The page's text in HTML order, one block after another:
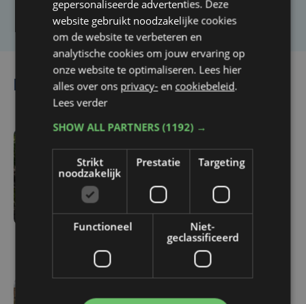
Laat het ons weten
Lees ook
ma 3 augustus | 17:15
Droogte treft
aardappelteelt: "Op
sommige percelen
verliezen we tot de helft
van de opbrengst"
vr 31 juli | 17:30
gepersonaliseerde advertenties. Deze
website gebruikt noodzakelijke cookies
om de website te verbeteren en
analytische cookies om jouw ervaring op
onze website te optimaliseren. Lees hier
alles over ons privacy- en cookiebeleid.
Lees verder
SHOW ALL PARTNERS(1192) →
Strikt
noodzakelijk
Prestatie Targeting
Functioneel
Niet-
geclassificeerd